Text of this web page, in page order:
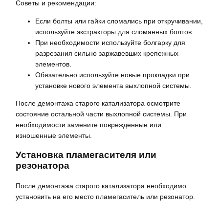
Советы и рекомендации:
Если болты или гайки сломались при откручивании,
используйте экстракторы для сломанных болтов.
При необходимости используйте болгарку для
разрезания сильно заржавевших крепежных
элементов.
Обязательно используйте новые прокладки при
установке нового элемента выхлопной системы.
После демонтажа старого катализатора осмотрите
состояние остальной части выхлопной системы. При
необходимости замените поврежденные или
изношенные элементы.
Установка пламегасителя или
резонатора
После демонтажа старого катализатора необходимо
установить на его место пламегаситель или резонатор.